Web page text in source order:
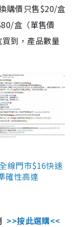
購價只售$20/盒
盒（單售價
到，產品數量
線門市$16快速
確性高達
>>按此選購<<